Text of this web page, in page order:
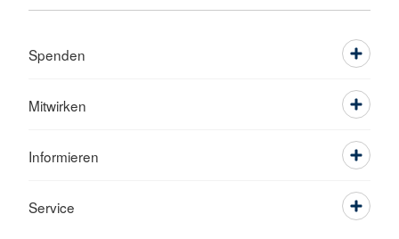
Spenden
Mitwirken
Informieren
Service